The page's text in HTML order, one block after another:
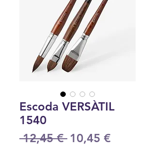
Escoda VERSÀTIL
1540
12,45 € Prix
10,45 €